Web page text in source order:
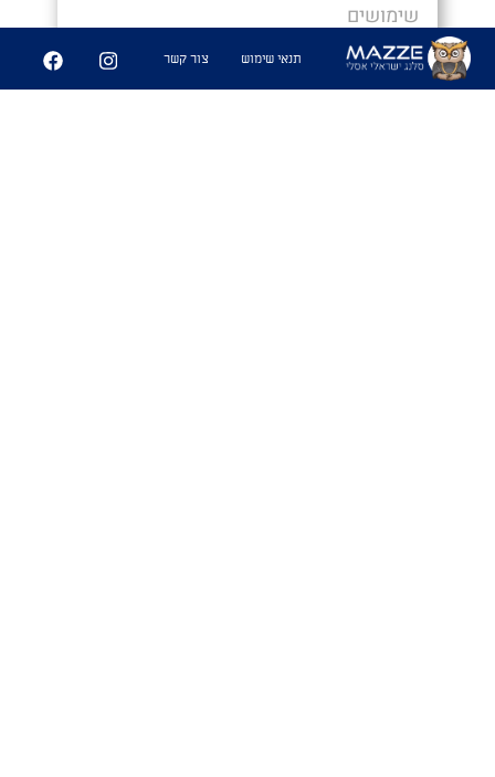
שימושים
- "איך סיימת ככה מהר, חשבתי כבר נאחר"
תנאי שימוש צור קשר